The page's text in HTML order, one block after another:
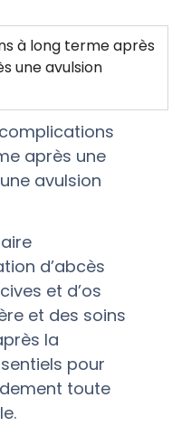
à long terme après
une avulsion
après une
avulsion
d’abcès
et d’os
et des soins
la
pour
toute